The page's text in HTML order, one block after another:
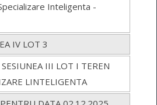
Inteligenta -
IV LOT 3
III LOT I TEREN
LINTELIGENTA